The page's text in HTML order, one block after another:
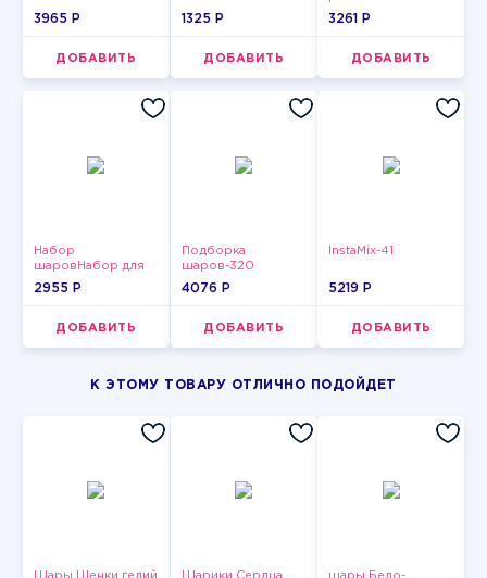
3965 P
ДОБАВИТЬ
1325 P
ДОБАВИТЬ
3261 P
ДОБАВИТЬ
Набор
шаровНабор для
мужчин-14
2955 P
ДОБАВИТЬ
Подборка
шаров-320
4076 P
ДОБАВИТЬ
InstaMix-41
5219 P
ДОБАВИТЬ
К ЭТОМУ ТОВАРУ ОТЛИЧНО ПОДОЙДЕТ
Шары Щенки гелий
Шарики Сердца
шары Бело-